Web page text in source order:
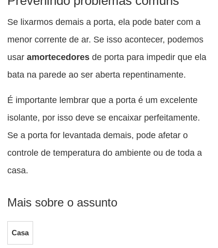
Se lixarmos demais a porta, ela pode bater com a
menor corrente de ar. Se isso acontecer, podemos
usar amortecedores de porta para impedir que ela
bata na parede ao ser aberta repentinamente.
É importante lembrar que a porta é um excelente
isolante, por isso deve se encaixar perfeitamente.
Se a porta for levantada demais, pode afetar o
controle de temperatura do ambiente ou de toda a
casa.
Mais sobre o assunto
Casa